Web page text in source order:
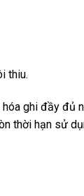
thiu.
ghi đầy đủ
thời hạn sử